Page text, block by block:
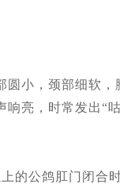
小，颈部细软，
亮，时常发出“咕
公鸽肛门闭合